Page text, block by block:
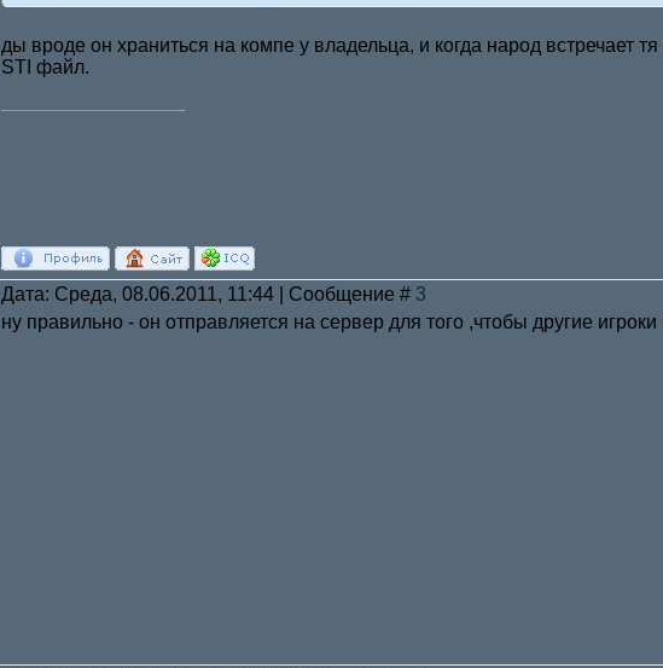
ды вроде он храниться на компе у владельца, и когда народ встречает
STI файл.
Дата: Среда, 08.06.2011, 11:44 | Сообщение # 3
ну правильно - он отправляется на сервер для того ,чтобы другие